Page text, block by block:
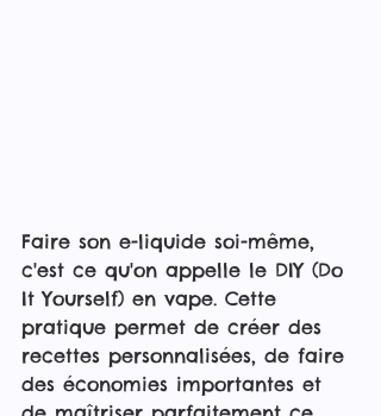
Faire son e-liquide soi-même,
c'est ce qu'on appelle le DIY (Do
It Yourself) en vape. Cette
pratique permet de créer des
recettes personnalisées, de faire
des économies importantes et